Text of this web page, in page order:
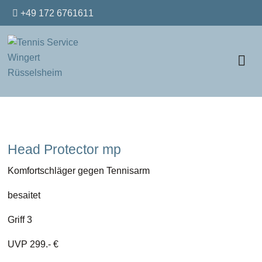
+49 172 6761611
Head Protector mp
Komfortschläger gegen Tennisarm
besaitet
Griff 3
UVP 299.- €